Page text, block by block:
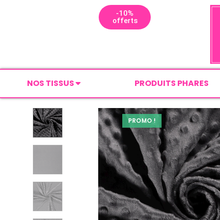
-10%
offerts
NOS TISSUS PRODUITS PHARES
PROMO !